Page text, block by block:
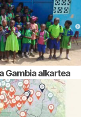
Gambia alkartea